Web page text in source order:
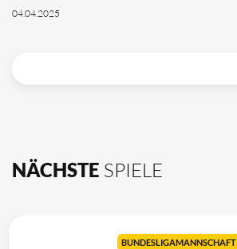
04.04.2025
NÄCHSTE SPIELE
BUNDESLIGAMANNSCHAFT